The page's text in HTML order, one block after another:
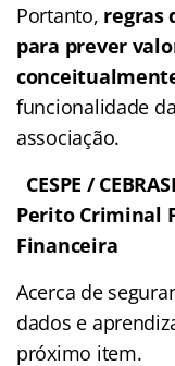
Portanto, regras
para prever
funcionalidade
associação.
CESPE /
Perito Criminal
Financeira
Acerca de
dados e
próximo item.